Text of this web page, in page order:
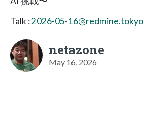
Talk :2026-05-16@redmine.tokyo
netazone
May 16, 2026